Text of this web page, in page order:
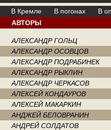
В Кремле
В погонах В
АВТОРЫ
АЛЕКСАНДР ГОЛЬЦ
АЛЕКСАНДР ОСОВЦОВ
АЛЕКСАНДР ПОДРАБИНЕК
АЛЕКСАНДР РЫКЛИН
АЛЕКСАНДР ЧЕРКАСОВ
АЛЕКСЕЙ КОНДАУРОВ
АЛЕКСЕЙ МАКАРКИН
АНДЖЕЙ БЕЛОВРАНИН
АНДРЕЙ СОЛДАТОВ